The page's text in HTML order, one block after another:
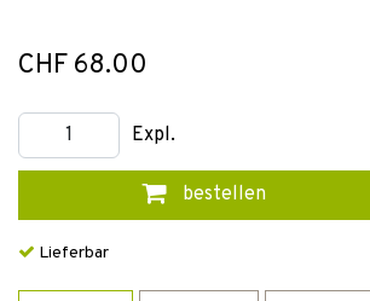
CHF 68.00
Expl.
bestellen
Lieferbar